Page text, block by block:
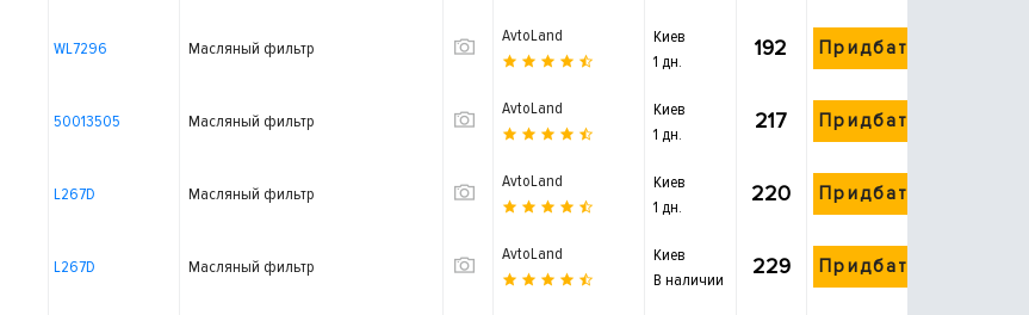
WL7296 Масляный фильтр
AvtoLand
Киев
1 дн.
192 Придбати
50013505 Масляный фильтр
AvtoLand
Киев
1 дн.
217 Придбати
L267D Масляный фильтр
AvtoLand
Киев
1 дн.
220 Придбати
L267D Масляный фильтр
AvtoLand
Киев
В наличии
229 Придбати